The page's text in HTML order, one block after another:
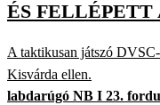
ÉS
A taktikusan játszó
Kisvárda ellen.
labdarúgó NB I 23.